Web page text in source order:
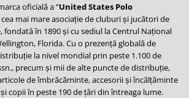
oficială a “United States Polo
cea mai mare asociație de cluburi și jucători de
fondată în 1890 și cu sediul la Centrul Național
Florida. Cu o prezență globală de
la nivel mondial prin peste 1.100 de
precum și mii de alte puncte de distribuție,
de îmbrăcăminte, accesorii și încălțăminte
copii în peste 190 de țări din întreaga lume.